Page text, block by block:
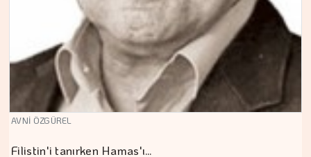
AVNİ ÖZGÜREL
Filistin'i tanırken Hamas'ı…